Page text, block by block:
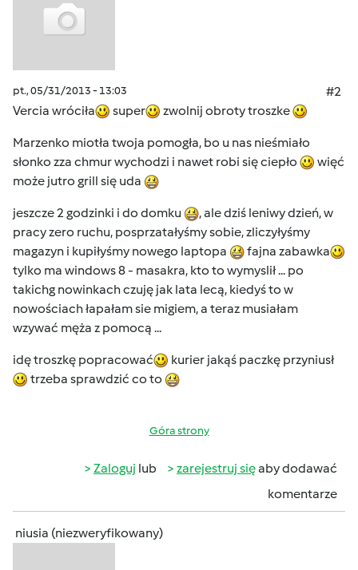
pt., 05/31/2013 - 13:03
#2
Vercia wróciła
super zwolnij obroty troszke
Marzenko miotła twoja pomogła, bo u nas nieśmiało
słonko zza chmur wychodzi i nawet robi się ciepło
więć
może jutro grill się uda
jeszcze 2 godzinki i do domku
, ale dziś leniwy dzień, w
pracy zero ruchu, posprzatałyśmy sobie, zliczyłyśmy
magazyn i kupiłyśmy nowego laptopa
fajna zabawka
tylko ma windows 8 - masakra, kto to wymyslił ... po
takichg nowinkach czuję jak lata lecą, kiedyś to w
nowościach łapałam sie migiem, a teraz musiałam
wzywać męża z pomocą ...
idę troszkę popracować
kurier jakąś paczkę przyniusł
trzeba sprawdzić co to
Góra strony
Zaloguj lub zarejestruj sięaby dodawać
komentarze
niusia (niezweryfikowany)